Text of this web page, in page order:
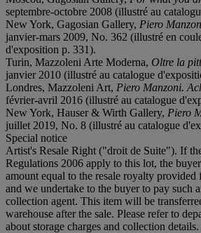
septembre-octobre 2008 (illustré au
New York, Gagosian Gallery, Piero
janvier-mars 2009, No. 362 (illustré en
d'exposition p. 331).
Turin, Mazzoleni Arte Moderna, Oltre la
janvier 2010 (illustré au catalogue
Londres, Mazzoleni Art, Piero Manzoni.
février-avril 2016 (illustré au catalogue
New York, Hauser & Wirth Gallery, Piero
juillet 2019, No. 8 (illustré au catalogue
Special notice
Artist's Resale Right ("droit de Suite"). If
Regulations 2006 apply to this lot, the
amount equal to the resale royalty provided
and we undertake to the buyer to pay such
collection agent. This item will be
warehouse after the sale. Please refer to
about storage charges and collection details.